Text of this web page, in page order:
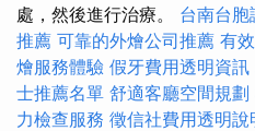
處，然後進行治療。 台南台
推薦 可靠的外燴公司推薦 有
燴服務體驗 假牙費用透明資訊
士推薦名單 舒適客廳空間規劃
力檢查服務 徵信社費用透明說